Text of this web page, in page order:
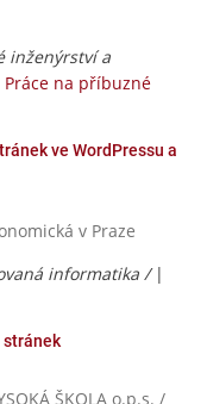
inženýrství a
Práce na příbuzné
ve WordPressu a
v Praze
informatika / |
stránek
ŠKOLA o.p.s. /